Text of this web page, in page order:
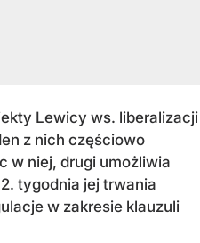
Lewicy ws. liberalizacji
z nich częściowo
w niej, drugi umożliwia
tygodnia jej trwania
w zakresie klauzuli